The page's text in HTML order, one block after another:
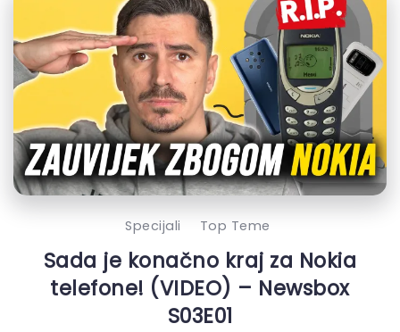
Specijali Top Teme
Sada je konačno kraj za Nokia
telefone! (VIDEO) – Newsbox
S03E01